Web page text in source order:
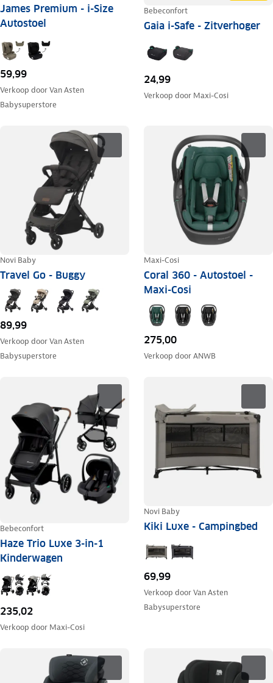
James Premium - i-Size
Autostoel
59,99
Verkoop doorVan Asten
Babysuperstore
Bebeconfort
Gaia i-Safe - Zitverhoger
24,99
Verkoop door Maxi-Cosi
Novi Baby
Travel Go - Buggy
89,99
Verkoop doorVan Asten
Babysuperstore
Maxi-Cosi
Coral 360 - Autostoel -
Maxi-Cosi
275,00
Verkoop doorANWB
Bebeconfort
Haze Trio Luxe 3-in-1
Kinderwagen
235,02
Verkoop door Maxi-Cosi
Novi Baby
Kiki Luxe - Campingbed
69,99
Verkoop doorVan Asten
Babysuperstore